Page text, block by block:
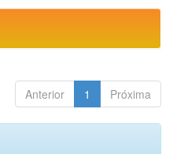
Anterior 1 Próxima